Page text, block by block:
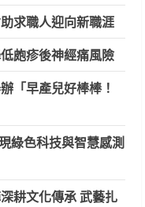
求職人迎向新職涯
皰疹後神經痛風險
「早產兒好棒棒！
綠色科技與智慧感測
耕文化傳承 武藝扎